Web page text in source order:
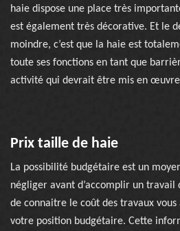
haie dispose une place très
est également très décorative. Et le
moindre, c’est que la haie est
toute ses fonctions en tant que
activité qui devrait être mis en
Prix taille de haie
La possibilité budgétaire est un
négliger avant d’accomplir un
de connaitre le coût des travaux
votre position budgétaire. Cette